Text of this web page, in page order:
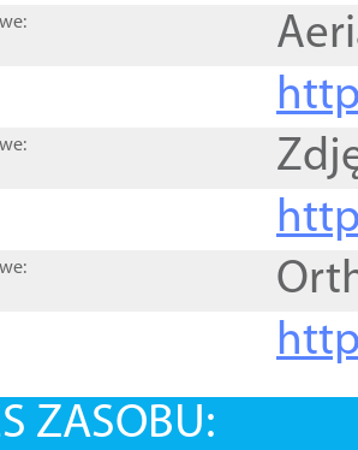
ZASOBU: